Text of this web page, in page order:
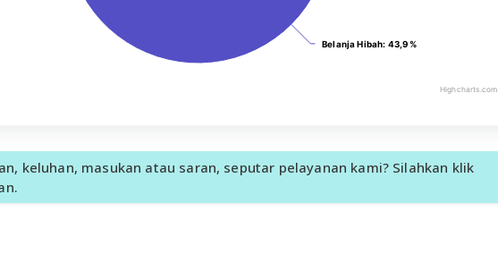
Belanja Hibah: 43,9 %
Belanja Hibah: 43,9 %
Highcharts.com
keluhan, masukan atau saran, seputar pelayanan kami? Silahkan klik